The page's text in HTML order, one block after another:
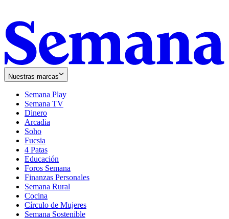
Nuestras marcas
Semana Play
Semana TV
Dinero
Arcadia
Soho
in
new
window
Fucsia
in
new
window
4 Patas
Educación
Foros Semana
Finanzas Personales
Semana Rural
Cocina
Círculo de Mujeres
Semana Sostenible